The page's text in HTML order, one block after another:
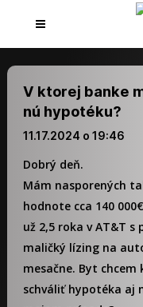
V ktorej banke
nú hypotéku?
11.17.2024 o 19:46
Dobrý deň.
Mám nasporených
hodnote cca 140
už 2,5 roka v AT&T
maličký lízing na
mesačne. Byt chcem
schváliť hypotéka aj